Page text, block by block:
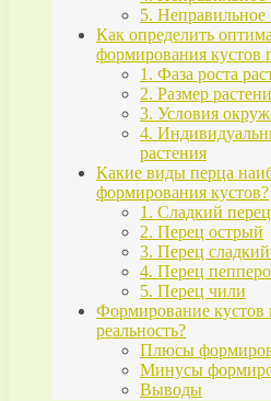
5. Неправильное
Как определить
формирования кустов
1. Фаза роста
2. Размер
3. Условия
4.
растения
Какие виды перца
формирования кустов?
1. Сладкий перец
2. Перец острый
3. Перец
4. Перец
5. Перец чили
Формирование
реальность?
Плюсы
Минусы
Выводы